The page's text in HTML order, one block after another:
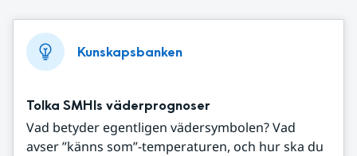
Kunskapsbanken
Tolka SMHIs väderprognoser
Vad betyder egentligen vädersymbolen? Vad
avser ”känns som”-temperaturen, och hur ska du